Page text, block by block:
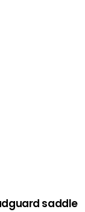
saddle